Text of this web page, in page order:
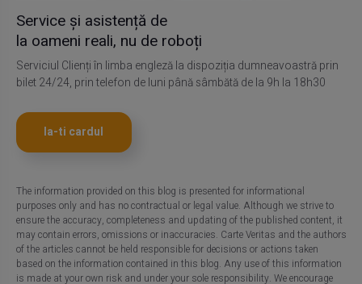
Service și asistență de
la oameni reali, nu de roboți
Serviciul Clienți în limba engleză la dispoziția dumneavoastră prin
bilet 24/24, prin telefon de luni până sâmbătă de la 9h la 18h30
Ia-ti cardul
The information provided on this blog is presented for informational
purposes only and has no contractual or legal value. Although we strive to
ensure the accuracy, completeness and updating of the published content, it
may contain errors, omissions or inaccuracies. Carte Veritas and the authors
of the articles cannot be held responsible for decisions or actions taken
based on the information contained in this blog. Any use of this information
is made at your own risk and under your sole responsibility. We encourage